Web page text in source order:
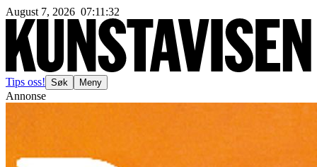
August 7, 2026 07:11 :34
Tips oss! Søk Meny
Annonse